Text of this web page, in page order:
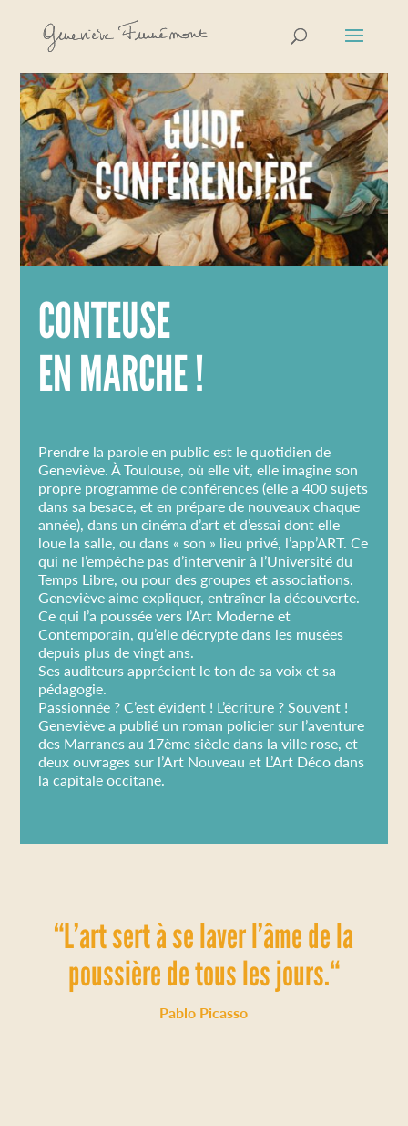
CONTEUSE
EN MARCHE !
Prendre la parole en public est le quotidien de
Geneviève. À Toulouse, où elle vit, elle imagine son
propre programme de conférences (elle a 400 sujets
dans sa besace, et en prépare de nouveaux chaque
année), dans un cinéma d’art et d’essai dont elle
loue la salle, ou dans « son » lieu privé, l’app’ART. Ce
qui ne l’empêche pas d’intervenir à l’Université du
Temps Libre, ou pour des groupes et associations.
Geneviève aime expliquer, entraîner la découverte.
Ce qui l’a poussée vers l’Art Moderne et
Contemporain, qu’elle décrypte dans les musées
depuis plus de vingt ans.
Ses auditeurs apprécient le ton de sa voix et sa
pédagogie.
Passionnée ? C’est évident ! L’écriture ? Souvent !
Geneviève a publié un roman policier sur l’aventure
des Marranes au 17ème siècle dans la ville rose, et
deux ouvrages sur l’Art Nouveau et L’Art Déco dans
la capitale occitane.
“L’art sert à se laver l’âme de la
poussière de tous les jours.“
Pablo Picasso